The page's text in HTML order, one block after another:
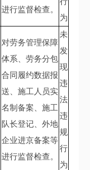
进行监督检查。
为
对劳务管理保障
体系、劳务分包
合同履约数据报
送、施工人员实
名制备案、施工
队长登记、外地
企业进京备案等
进行监督检查。
未
发
现
违
法
违
规
行
为